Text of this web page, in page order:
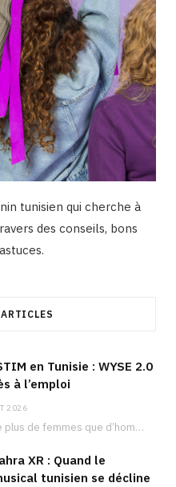
tunisien qui cherche à
des conseils, bons
en Tunisie : WYSE 2.0
à l’emploi
2026
La Tunisie forme plus de femmes que d’hommes dans les filières scientifiques. Pourtant, pour beaucoup…
XR : Quand le
tunisien se décline